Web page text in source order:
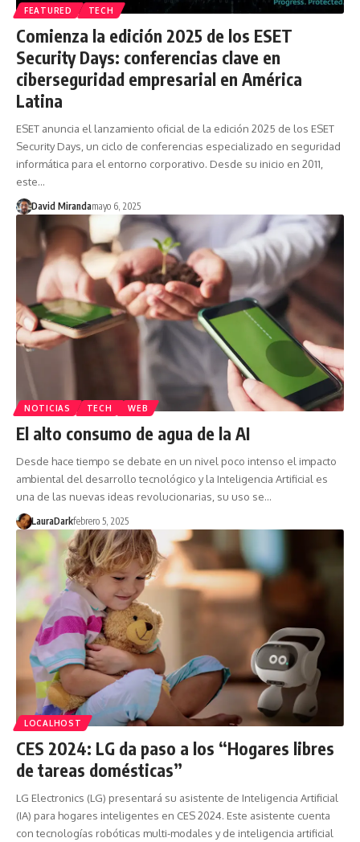
FEATURED TECH
Comienza la edición 2025 de los ESET
Security Days: conferencias clave en
ciberseguridad empresarial en América
Latina
ESET anuncia el lanzamiento oficial de la edición 2025 de los ESET
Security Days, un ciclo de conferencias especializado en seguridad
informática para el entorno corporativo. Desde su inicio en 2011,
este…
David Mirandamayo 6, 2025
NOTICIAS TECH WEB
El alto consumo de agua de la AI
Desde hace tiempo se debate en un nivel poco intenso el impacto
ambiental del desarrollo tecnológico y la Inteligencia Artificial es
una de las nuevas ideas revolucionarias, su uso se…
LauraDarkfebrero 5, 2025
LOCALHOST
CES 2024: LG da paso a los “Hogares libres
de tareas domésticas”
LG Electronics (LG) presentará su asistente de Inteligencia Artificial
(IA) para hogares inteligentes en CES 2024. Este asistente cuenta
con tecnologías robóticas multi-modales y de inteligencia artificial